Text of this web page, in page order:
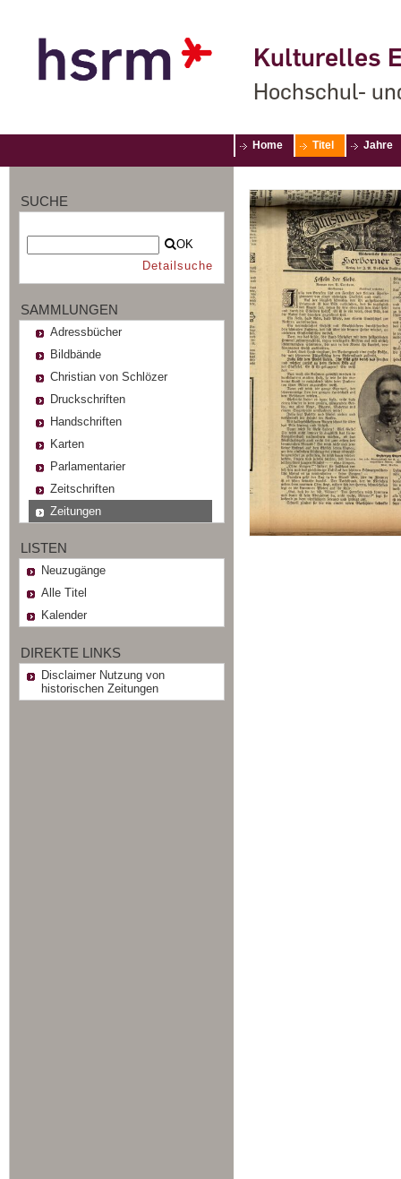
Kulturelles
Hochschul-
Home Titel Jahre
SUCHE
OK
Detailsuche
SAMMLUNGEN
Adressbücher
Bildbände
Christian von Schlözer
Druckschriften
Handschriften
Karten
Parlamentarier
Zeitschriften
Zeitungen
LISTEN
Neuzugänge
Alle Titel
Kalender
DIREKTE LINKS
Disclaimer Nutzung von
historischen Zeitungen